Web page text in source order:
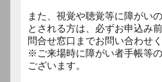
また、視覚や聴覚等に障がい
とされる方は、必ずお申込み
問合せ窓口までお問い合わせく
※ご来場時に障がい者手帳等
ございます。